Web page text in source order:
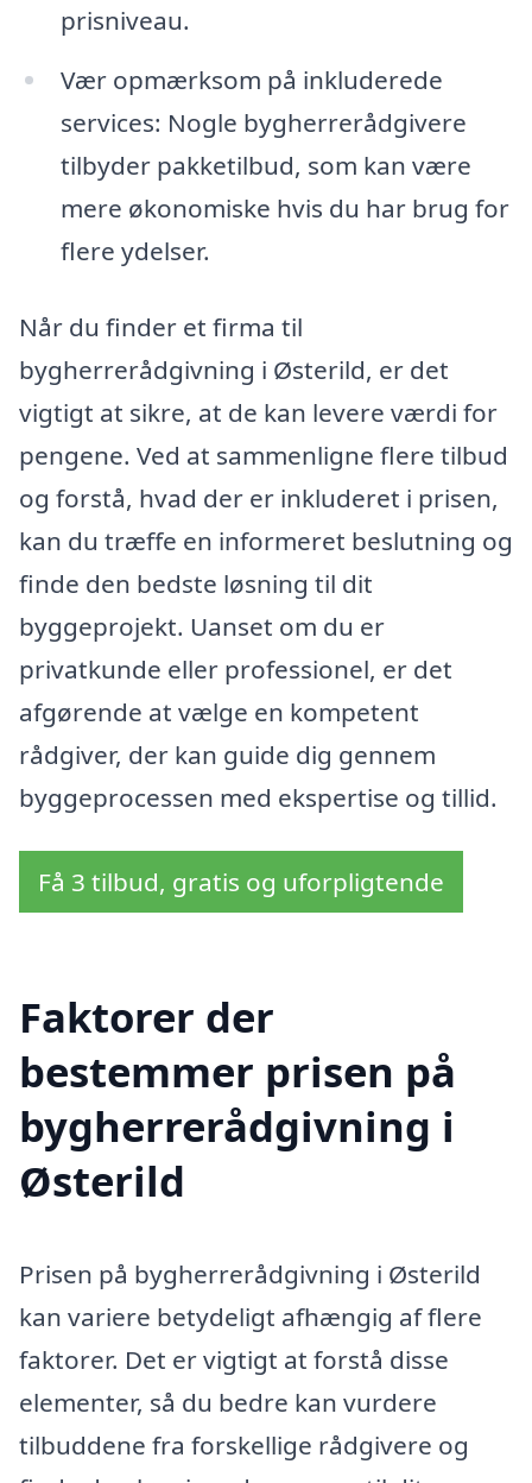
prisniveau.
Vær opmærksom på inkluderede
services: Nogle bygherrerådgivere
tilbyder pakketilbud, som kan være
mere økonomiske hvis du har brug for
flere ydelser.
Når du finder et firma til
bygherrerådgivning i Østerild, er det
vigtigt at sikre, at de kan levere værdi for
pengene. Ved at sammenligne flere tilbud
og forstå, hvad der er inkluderet i prisen,
kan du træffe en informeret beslutning og
finde den bedste løsning til dit
byggeprojekt. Uanset om du er
privatkunde eller professionel, er det
afgørende at vælge en kompetent
rådgiver, der kan guide dig gennem
byggeprocessen med ekspertise og tillid.
Få 3 tilbud, gratis og uforpligtende
Faktorer der
bestemmer prisen på
bygherrerådgivning i
Østerild
Prisen på bygherrerådgivning i Østerild
kan variere betydeligt afhængig af flere
faktorer. Det er vigtigt at forstå disse
elementer, så du bedre kan vurdere
tilbuddene fra forskellige rådgivere og